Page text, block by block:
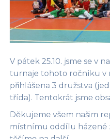
V pátek 25.10. jsme se v
turnaje tohoto ročníku v
přihlášena 3 družstva
třída). Tentokrát jsme
Děkujeme všem našim
místnímu oddílu házené